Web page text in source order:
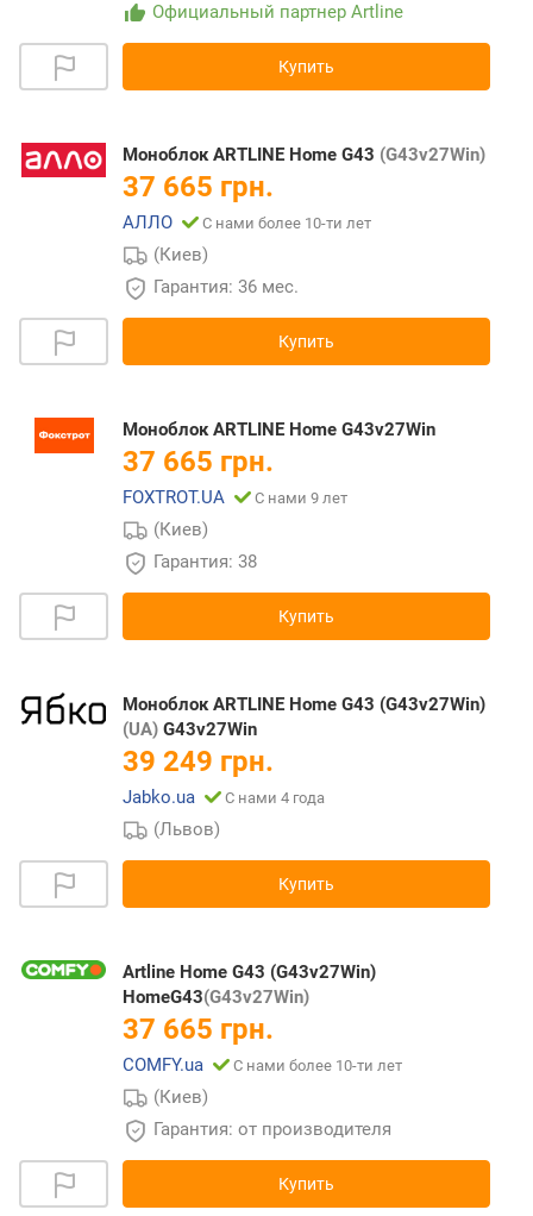
Официальный партнер Artline
Купить
Моноблок ARTLINE Home G43 (G43v27Win)
37 665 грн.
АЛЛО С нами более 10-ти лет
(Киев)
Гарантия: 36 мес.
Купить
Моноблок ARTLINE Home G43v27Win
37 665 грн.
FOXTROT.UA С нами 9 лет
(Киев)
Гарантия: 38
Купить
Моноблок ARTLINE Home G43 (G43v27Win)
(UA) G43v27Win
39 249 грн.
Jabko.ua С нами 4 года
(Львов)
Купить
Artline Home G43 (G43v27Win)
HomeG43(G43v27Win)
37 665 грн.
COMFY.ua С нами более 10-ти лет
(Киев)
Гарантия: от производителя
Купить